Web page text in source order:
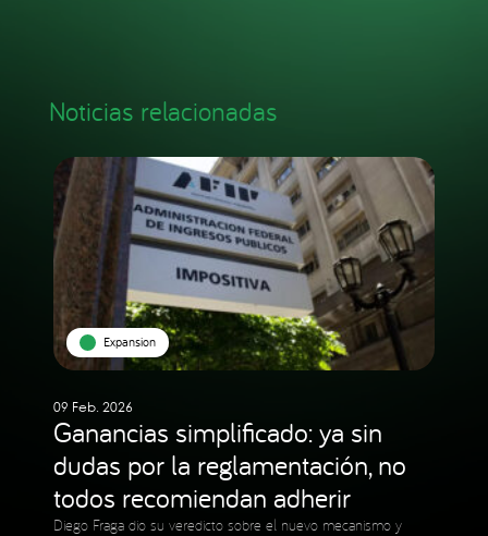
Noticias relacionadas
Expansion
09 Feb. 2026
Ganancias simplificado: ya sin
dudas por la reglamentación, no
todos recomiendan adherir
Diego Fraga dio su veredicto sobre el nuevo mecanismo y